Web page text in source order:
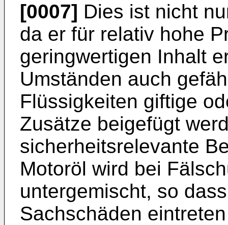
[0007] Dies ist nicht
da er für relativ hohe
geringwertigen Inhalt
Umständen auch
Flüssigkeiten giftige
Zusätze beigefügt
sicherheitsrelevante
Motoröl wird bei
untergemischt, so
Sachschäden